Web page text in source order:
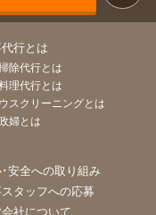
行とは
除代行とは
理代行とは
スクリーニングとは
婦とは
安全への取り組み
タッフへの応募
社について